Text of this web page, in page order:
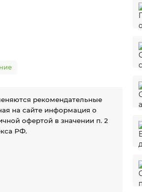
рекомендательные
на сайте информация о
офертой в значении п. 2
РФ.